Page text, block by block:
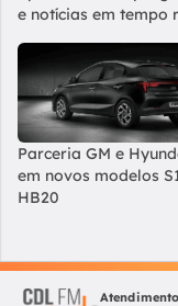
e notícias em tempo
Parceria GM e
em novos modelos
HB20